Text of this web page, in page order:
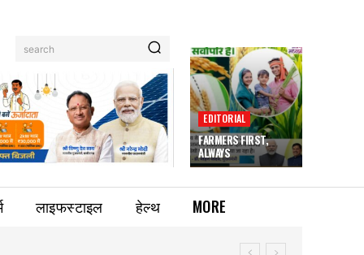
search
EDITORIAL
FARMERS FIRST,
ALWAYS
लाइफस्टाइल हेल्थ MORE